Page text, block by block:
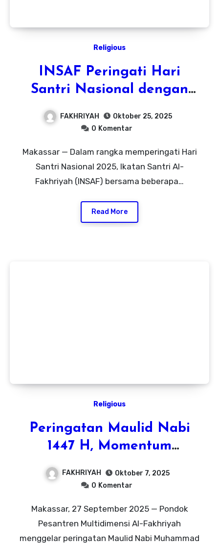
Religious
INSAF Peringati Hari
Santri Nasional dengan
Ziarah ke Makam-Makam
Ulama Sulawesi
FAKHRIYAH
Oktober 25, 2025
0 Komentar
Makassar — Dalam rangka memperingati Hari
Santri Nasional 2025, Ikatan Santri Al-
Fakhriyah (INSAF) bersama beberapa…
Read More
Religious
Peringatan Maulid Nabi
1447 H, Momentum
Meneladani Akhlak
Rasulullah SAW
FAKHRIYAH
Oktober 7, 2025
0 Komentar
Makassar, 27 September 2025 — Pondok
Pesantren Multidimensi Al-Fakhriyah
menggelar peringatan Maulid Nabi Muhammad